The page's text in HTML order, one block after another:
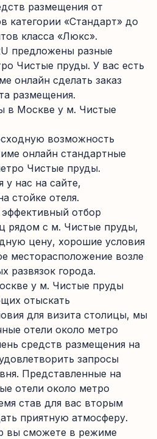
размещения от
категории «Стандарт» до
класса «Люкс».
предложены разные
Чистые пруды. У вас есть
онлайн сделать заказ
размещения.
в Москве у м. Чистые
возможность
онлайн стандартные
Чистые пруды.
у нас на сайте,
стойке отеля.
отбор
рядом с м. Чистые пруды,
цену, хорошие условия
месторасположение возле
развязок города.
у м. Чистые пруды
отыскать
для визита столицы, мы
отели около метро
средств размещения на
запросы
Представленные на
отели около метро
став для вас вторым
приятную атмосферу.
вы сможете в режиме